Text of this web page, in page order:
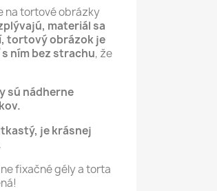
na tortové obrázky
materiál sa
tortový obrázok je
ním bez strachu, že
sú nádherne
je krásnej
fixačné gély a torta